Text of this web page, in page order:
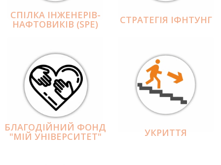
СПІЛКА ІНЖЕНЕРІВ-
НАФТОВИКІВ (SPE) СТРАТЕГІЯ ІФНТУНГ
БЛАГОДІЙНИЙ ФОНД
"МІЙ УНІВЕРСИТЕТ" УКРИТТЯ